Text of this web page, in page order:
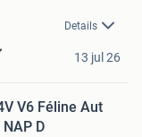
Details
13 jul 26
V6 Féline Aut
D